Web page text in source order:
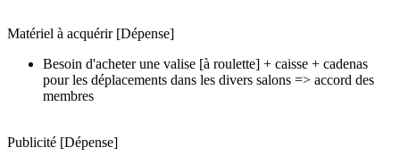
Matériel à acquérir [Dépense]
Besoin d'acheter une valise [à roulette] + caisse + cadenas
pour les déplacements dans les divers salons => accord des
membres
Publicité [Dépense]